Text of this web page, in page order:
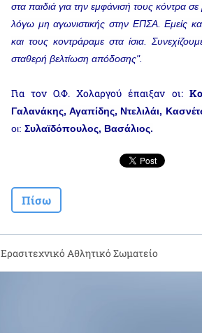
στα παιδιά για την εμφάνισή τους κόντρα
λόγω μη αγωνιστικής στην ΕΠΣΑ. Εμείς
και τους κοντράραμε στα ίσια.
σταθερή βελτίωση απόδοσης".
Για τον Ο.Φ. Χολαργού έπαιξαν οι:
Γαλανάκης, Αγαπίδης, Ντελιλάι,
οι: Συλαϊδόπουλος, Βασάλιος.
Πίσω
Ερασιτεχνικό Αθλητικό Σωματείο